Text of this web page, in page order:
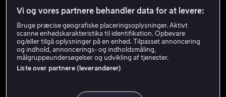
Gæst Skuespiller
Vi og vores partnere behandler data for at levere:
Bruge præcise geografiske placeringsoplysninger. Aktivt
scanne enhedskarakteristika til identifikation. Opbevare
og/eller tilgå oplysninger på en enhed. Tilpasset annoncering
og indhold, annoncerings- og indholdsmåling,
målgruppeundersøgelser og udvikling af tjenester.
Liste over partnere (leverandører)